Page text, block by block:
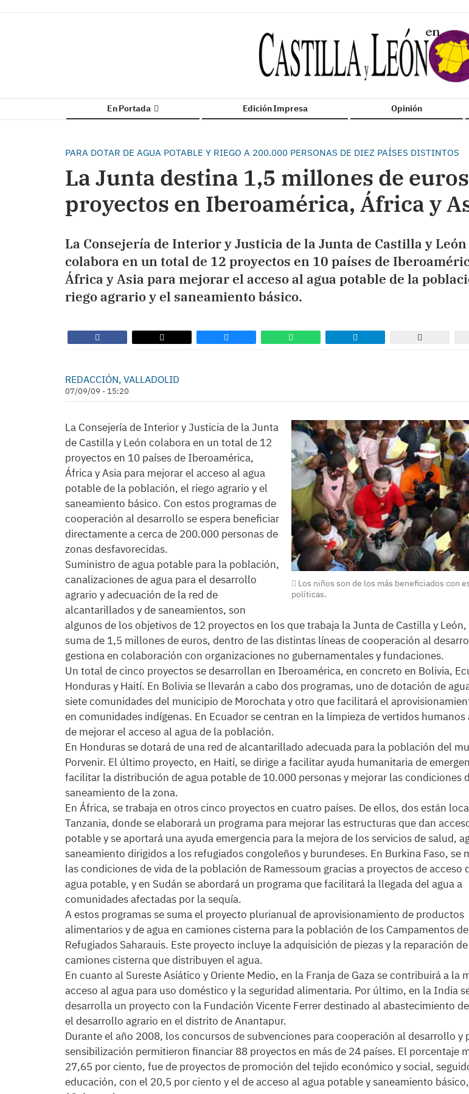
En Portada Edición Impresa Opinión
PARA DOTAR DE AGUA POTABLE Y RIEGO A 200.000 PERSONAS DE DIEZ PAÍSES DISTINTOS
La Junta destina 1,5 millones de
proyectos en Iberoamérica, África y
La Consejería de Interior y Justicia de la Junta de Castilla y León
colabora en un total de 12 proyectos en 10 países de
África y Asia para mejorar el acceso al agua potable de la
riego agrario y el saneamiento básico.
REDACCIÓN, VALLADOLID
07/09/09 - 15:20
Los niños son de los más beneficiados con
políticas.
La Consejería de Interior y Justicia de la Junta
de Castilla y León colabora en un total de 12
proyectos en 10 países de Iberoamérica,
África y Asia para mejorar el acceso al agua
potable de la población, el riego agrario y el
saneamiento básico. Con estos programas de
cooperación al desarrollo se espera beneficiar
directamente a cerca de 200.000 personas de
zonas desfavorecidas.
Suministro de agua potable para la población,
canalizaciones de agua para el desarrollo
agrario y adecuación de la red de
alcantarillados y de saneamientos, son
algunos de los objetivos de 12 proyectos en los que trabaja la Junta de Castilla y
suma de 1,5 millones de euros, dentro de las distintas líneas de cooperación al
gestiona en colaboración con organizaciones no gubernamentales y fundaciones.
Un total de cinco proyectos se desarrollan en Iberoamérica, en concreto en Bolivia,
Honduras y Haití. En Bolivia se llevarán a cabo dos programas, uno de dotación de
siete comunidades del municipio de Morochata y otro que facilitará el
en comunidades indígenas. En Ecuador se centran en la limpieza de vertidos humanos
de mejorar el acceso al agua de la población.
En Honduras se dotará de una red de alcantarillado adecuada para la población del
Porvenir. El último proyecto, en Haití, se dirige a facilitar ayuda humanitaria de
facilitar la distribución de agua potable de 10.000 personas y mejorar las condiciones
saneamiento de la zona.
En África, se trabaja en otros cinco proyectos en cuatro países. De ellos, dos están
Tanzania, donde se elaborará un programa para mejorar las estructuras que dan
potable y se aportará una ayuda emergencia para la mejora de los servicios de salud,
saneamiento dirigidos a los refugiados congoleños y burundeses. En Burkina Faso, se
las condiciones de vida de la población de Ramessoum gracias a proyectos de acceso
agua potable, y en Sudán se abordará un programa que facilitará la llegada del agua a
comunidades afectadas por la sequía.
A estos programas se suma el proyecto plurianual de aprovisionamiento de productos
alimentarios y de agua en camiones cisterna para la población de los Campamentos de
Refugiados Saharauis. Este proyecto incluye la adquisición de piezas y la reparación
camiones cisterna que distribuyen el agua.
En cuanto al Sureste Asiático y Oriente Medio, en la Franja de Gaza se contribuirá a la
acceso al agua para uso doméstico y la seguridad alimentaria. Por último, en la India
desarrolla un proyecto con la Fundación Vicente Ferrer destinado al abastecimiento
el desarrollo agrario en el distrito de Anantapur.
Durante el año 2008, los concursos de subvenciones para cooperación al desarrollo y
sensibilización permitieron financiar 88 proyectos en más de 24 países. El porcentaje
27,65 por ciento, fue de proyectos de promoción del tejido económico y social,
educación, con el 20,5 por ciento y el de acceso al agua potable y saneamiento